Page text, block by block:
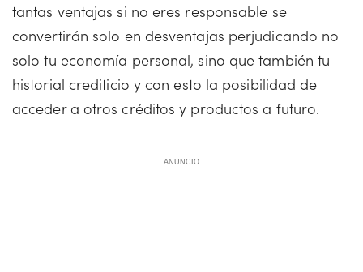
tantas ventajas si no eres responsable se
convertirán solo en desventajas perjudicando no
solo tu economía personal, sino que también tu
historial crediticio y con esto la posibilidad de
acceder a otros créditos y productos a futuro.
ANUNCIO